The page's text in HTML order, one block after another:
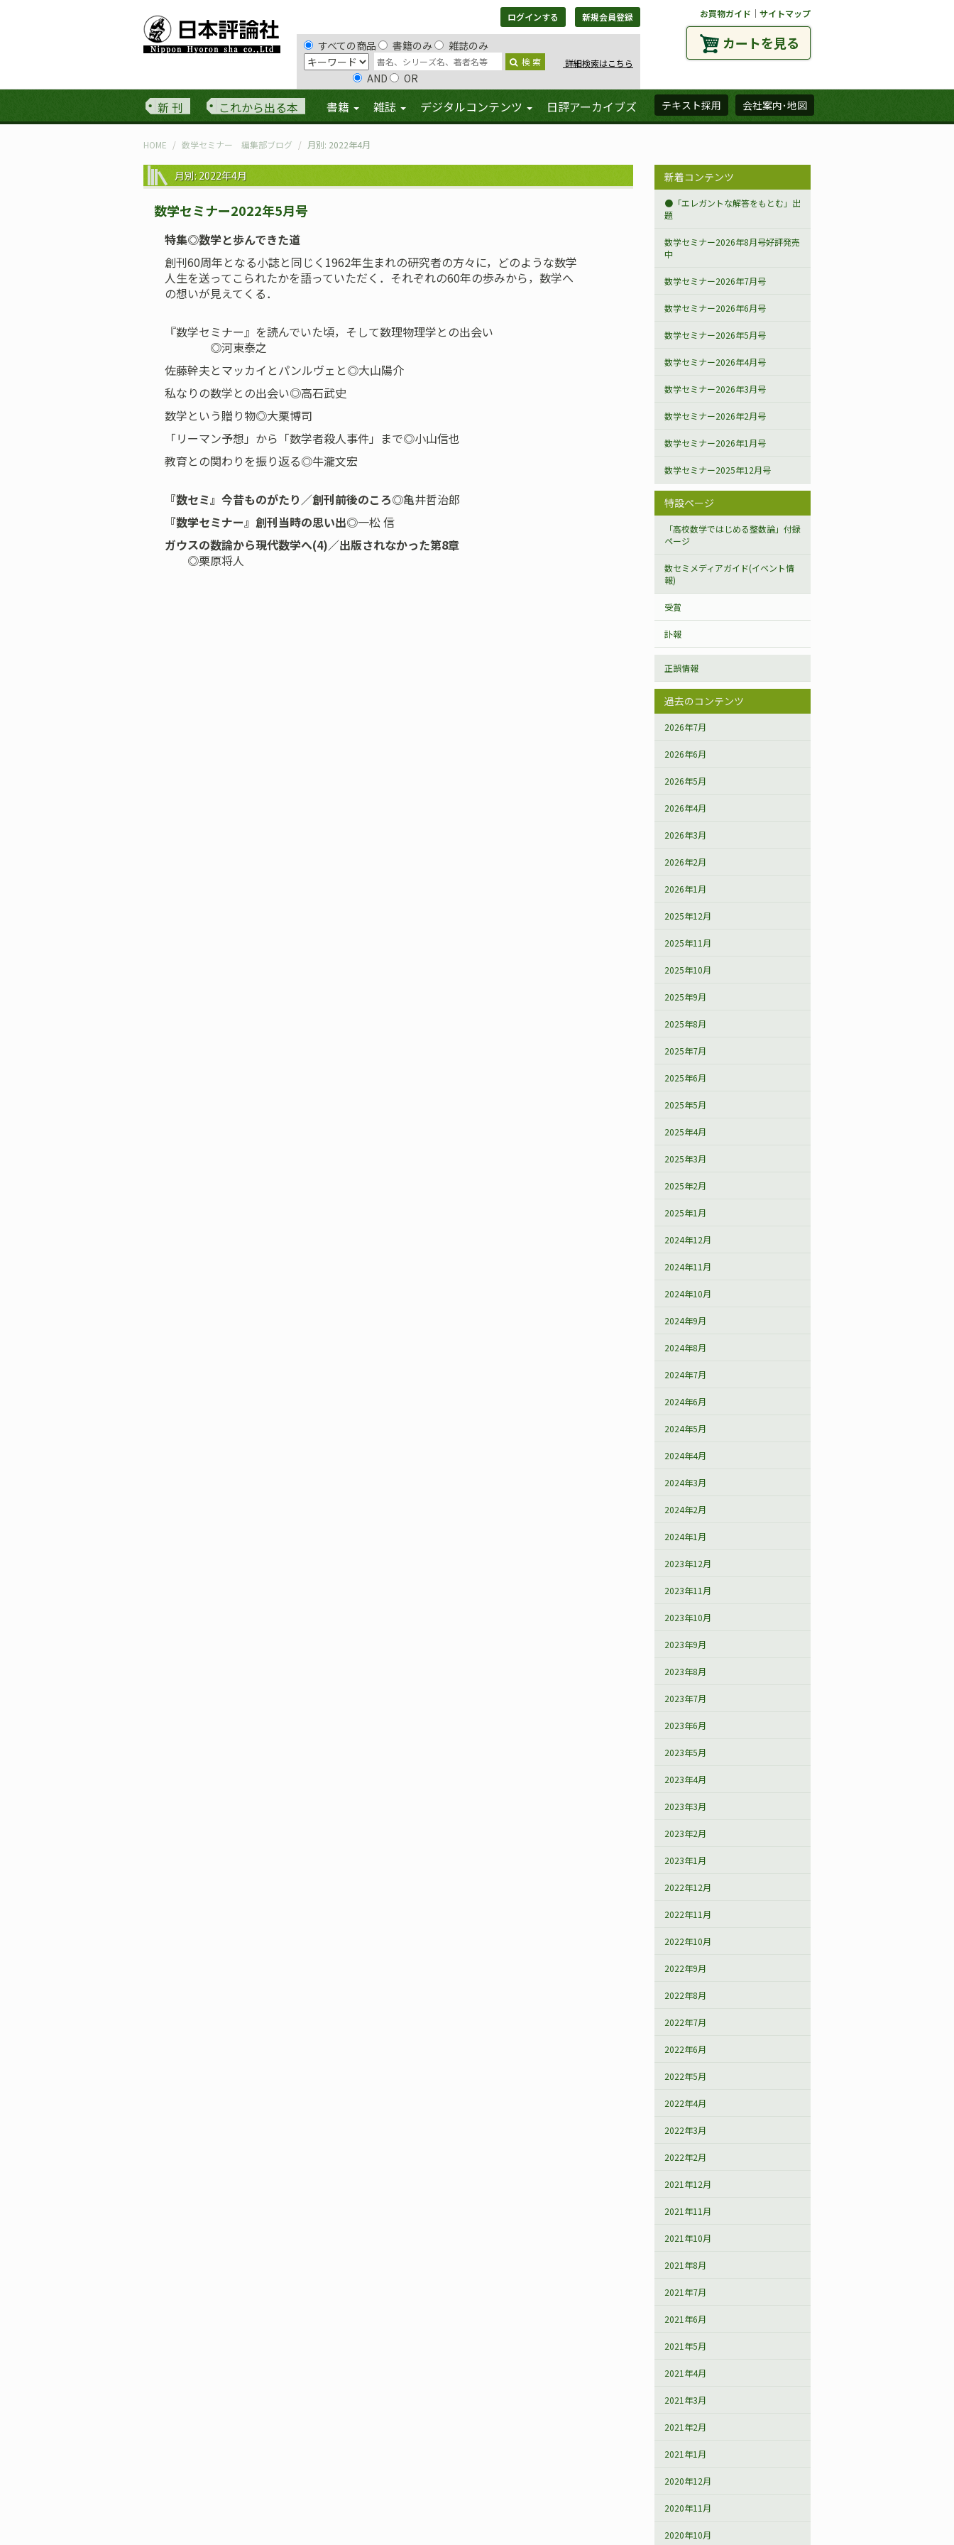
ログインする 新規会員登録
すべての商品 書籍のみ 雑誌のみ
検 索 詳細検索はこちら
AND OR
お買物ガイド ｜ サイトマップ
カートを見る
新 刊 これから出る本 書籍 雑誌 デジタルコンテンツ 日評アーカイブズ テキスト採用 会社案内･地図
HOME 数学セミナー 編集部ブログ 月別: 2022年4月
月別: 2022年4月
数学セミナー2022年5月号
特集◎数学と歩んできた道
創刊60周年となる小誌と同じく1962年生まれの研究者の方々に，どのような数学
人生を送ってこられたかを語っていただく．それぞれの60年の歩みから，数学へ
の想いが見えてくる．
『数学セミナー』を読んでいた頃，そして数理物理学との出会い
◎河東泰之
佐藤幹夫とマッカイとパンルヴェと◎大山陽介
私なりの数学との出会い◎高石武史
数学という贈り物◎大栗博司
「リーマン予想」から「数学者殺人事件」まで◎小山信也
教育との関わりを振り返る◎牛瀧文宏
『数セミ』今昔ものがたり／創刊前後のころ◎亀井哲治郎
『数学セミナー』創刊当時の思い出◎一松 信
ガウスの数論から現代数学へ(4)／出版されなかった第8章
◎栗原将人
新着コンテンツ
●「エレガントな解答をもとむ」出
題
数学セミナー2026年8月号好評発売
中
数学セミナー2026年7月号
数学セミナー2026年6月号
数学セミナー2026年5月号
数学セミナー2026年4月号
数学セミナー2026年3月号
数学セミナー2026年2月号
数学セミナー2026年1月号
数学セミナー2025年12月号
特設ページ
「高校数学ではじめる整数論」付録
ページ
数セミメディアガイド(イベント情
報)
受賞
訃報
正誤情報
過去のコンテンツ
2026年7月
2026年6月
2026年5月
2026年4月
2026年3月
2026年2月
2026年1月
2025年12月
2025年11月
2025年10月
2025年9月
2025年8月
2025年7月
2025年6月
2025年5月
2025年4月
2025年3月
2025年2月
2025年1月
2024年12月
2024年11月
2024年10月
2024年9月
2024年8月
2024年7月
2024年6月
2024年5月
2024年4月
2024年3月
2024年2月
2024年1月
2023年12月
2023年11月
2023年10月
2023年9月
2023年8月
2023年7月
2023年6月
2023年5月
2023年4月
2023年3月
2023年2月
2023年1月
2022年12月
2022年11月
2022年10月
2022年9月
2022年8月
2022年7月
2022年6月
2022年5月
2022年4月
2022年3月
2022年2月
2021年12月
2021年11月
2021年10月
2021年8月
2021年7月
2021年6月
2021年5月
2021年4月
2021年3月
2021年2月
2021年1月
2020年12月
2020年11月
2020年10月